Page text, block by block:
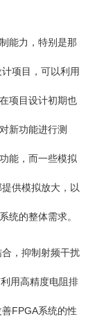
能力，特别是那
项目，可以利用
项目设计初期也
新功能进行测
能，而一些模拟
供模拟放大，以
统的整体需求。
，抑制射频干扰
用高精度电阻排
FPGA系统的性